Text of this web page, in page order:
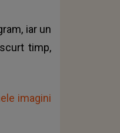
iar un
timp,
imagini